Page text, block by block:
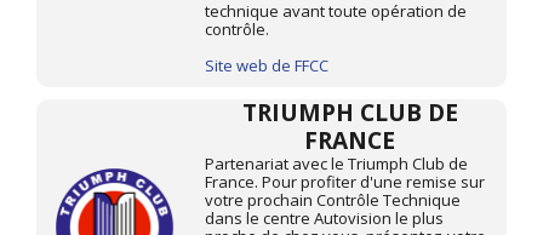
technique avant toute opération de
contrôle.
Site web de FFCC
TRIUMPH CLUB DE
FRANCE
Partenariat avec le Triumph Club de
France. Pour profiter d'une remise sur
votre prochain Contrôle Technique
dans le centre Autovision le plus